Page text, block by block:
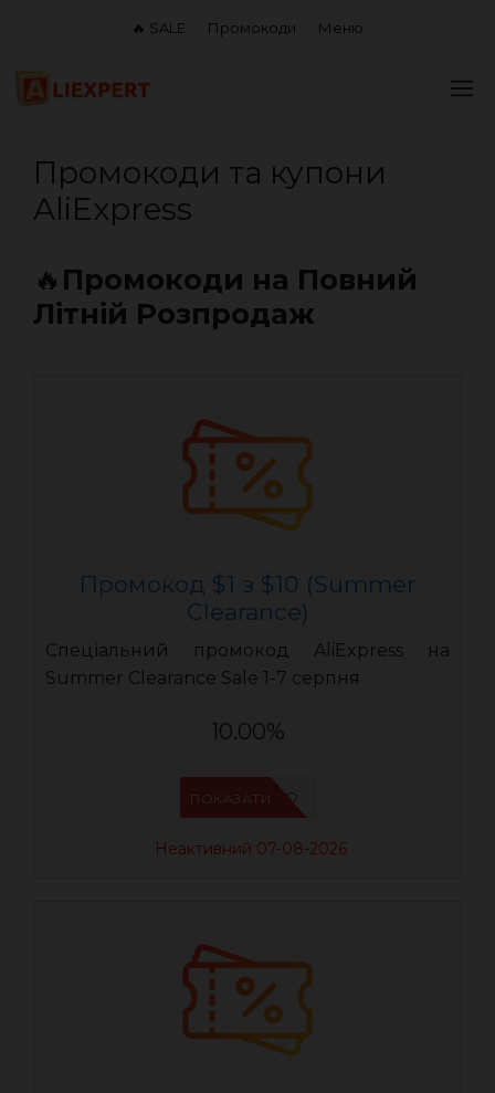
вмісту
🔥 SALE Промокоди Меню
Промокоди та купони
AliExpress
🔥 Промокоди на Повний
Літній Розпродаж
Промокод $1 з $10 (Summer
Clearance)
Спеціальний промокод AliExpress на
Summer Clearance Sale 1-7 серпня
10.00%
IFP6ES4O
ПОКАЗАТИ
Неактивний 07-08-2026